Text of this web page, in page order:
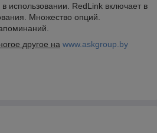
использовании. RedLink включает в
Множество опций.
другое на www.askgroup.by